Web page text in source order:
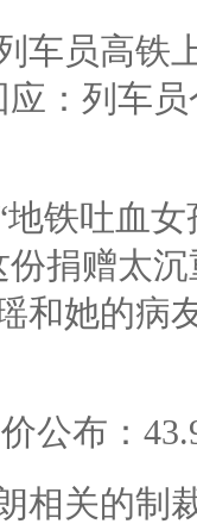
车员高铁
应：列车
铁吐血
份捐赠太
和她的病
公布：
相关的制